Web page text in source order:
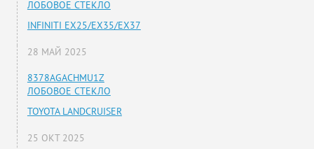
ЛОБОВОЕ СТЕКЛО
INFINITI EX25/EX35/EX37
28 МАЙ 2025
8378AGACHMU1Z
ЛОБОВОЕ СТЕКЛО
TOYOTA LANDCRUISER
25 ОКТ 2025